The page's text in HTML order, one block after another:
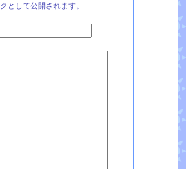
として公開されます。